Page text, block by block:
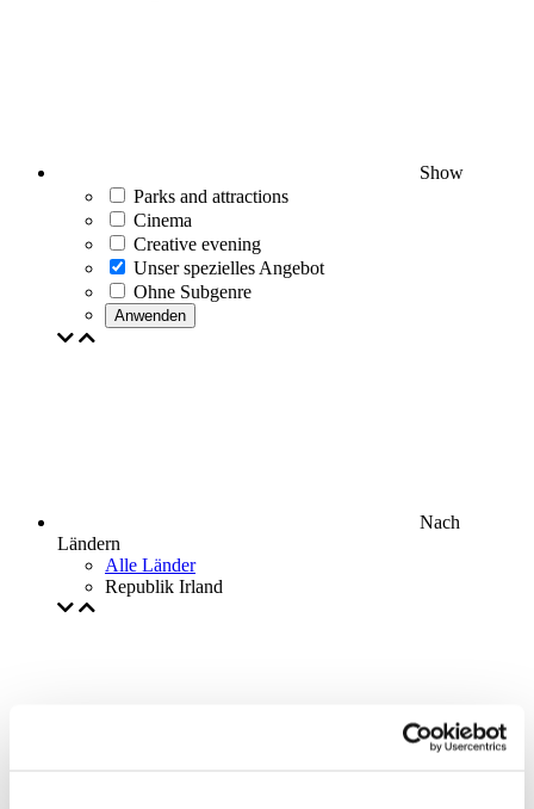
Show
Parks and attractions
Cinema
Creative evening
Unser spezielles Angebot
Ohne Subgenre
Anwenden
Nach
Ländern
Alle Länder
Republik Irland